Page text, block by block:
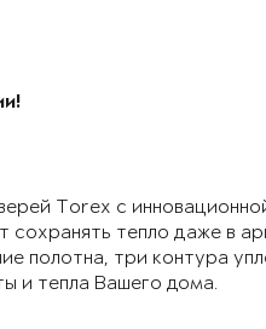
Torex с
тепло даже в
полотна, три контура
и тепла Вашего дома.